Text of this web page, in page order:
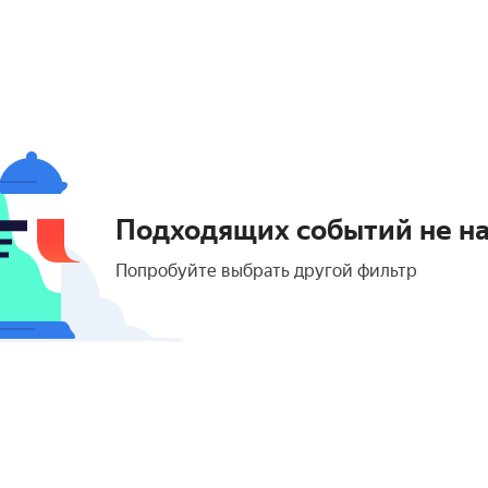
Подходящих событий не
Попробуйте выбрать другой фильтр